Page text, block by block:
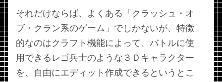
それだけならば、よくある「クラッシュ・オ
ブ・クラン系のゲーム」でしかないが、特徴
的なのはクラフト機能によって、バトルに使
用できるレゴ兵士のような３Ｄキャラクター
を、自由にエディット作成できるというとこ